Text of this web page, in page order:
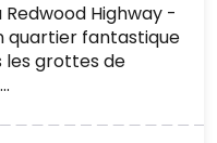
Redwood Highway -
quartier fantastique
les grottes de